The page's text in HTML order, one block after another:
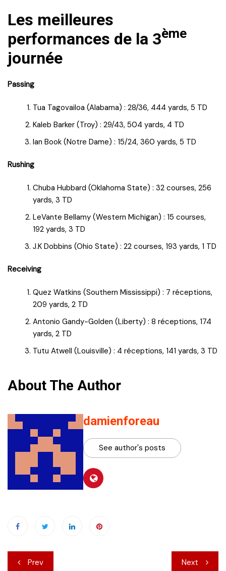
Les meilleures
performances de la 3ème
journée
Passing
Tua Tagovailoa (Alabama) : 28/36, 444 yards, 5 TD
Kaleb Barker (Troy) : 29/43, 504 yards, 4 TD
Ian Book (Notre Dame) : 15/24, 360 yards, 5 TD
Rushing
Chuba Hubbard (Oklahoma State) : 32 courses, 256
yards, 3 TD
LeVante Bellamy (Western Michigan) : 15 courses,
192 yards, 3 TD
J.K Dobbins (Ohio State) : 22 courses, 193 yards, 1 TD
Receiving
Quez Watkins (Southern Mississippi) : 7 réceptions,
209 yards, 2 TD
Antonio Gandy-Golden (Liberty) : 8 réceptions, 174
yards, 2 TD
Tutu Atwell (Louisville) : 4 réceptions, 141 yards, 3 TD
About The Author
damienforeau
See author's posts
Navigation
Prev Next